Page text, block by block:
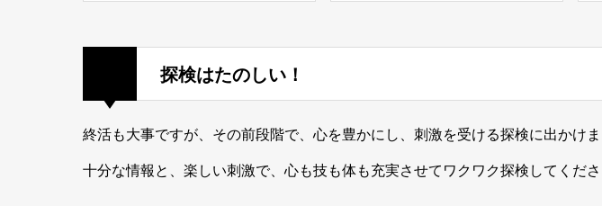
会選定図書」に選定
執筆者：マーくん＆エンちゃん
探検はたのしい！
終活も大事ですが、その前段階で、心を豊かにし、刺激を受ける探検に出かけま
十分な情報と、楽しい刺激で、心も技も体も充実させてワクワク探検してくださ